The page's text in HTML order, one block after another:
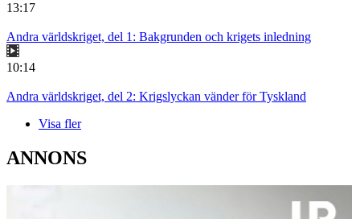
13:17
Andra världskriget, del 1: Bakgrunden och krigets inledning
10:14
Andra världskriget, del 2: Krigslyckan vänder för Tyskland
Visa fler
ANNONS